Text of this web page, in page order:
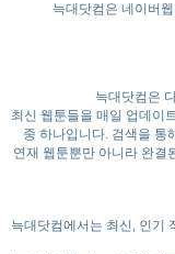
늑대닷컴은 네이버
늑대닷컴은
최신 웹툰들을 매일 업데이
중 하나입니다. 검색을 통
연재 웹툰뿐만 아니라 완결
늑대닷컴에서는 최신, 인기